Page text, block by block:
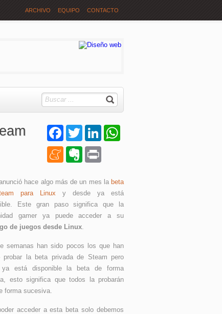
ARCHIVO EQUIPO CONTACTO
FacebookTwitter LinkedIn
MeneameEvernote
hace algo más de un mes la beta
para Linux y desde ya está
Este gran paso significa que la
gamer ya puede acceder a su
de juegos desde Linux.
semanas han sido pocos los que han
probar la beta privada de Steam pero
ya está disponible la beta de forma
esto significa que todos la probarán
forma sucesiva.
acceder a esta beta solo debemos